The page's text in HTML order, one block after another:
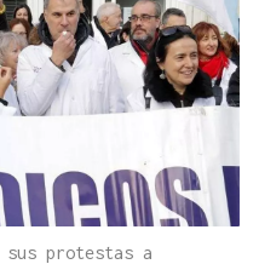
sus protestas a